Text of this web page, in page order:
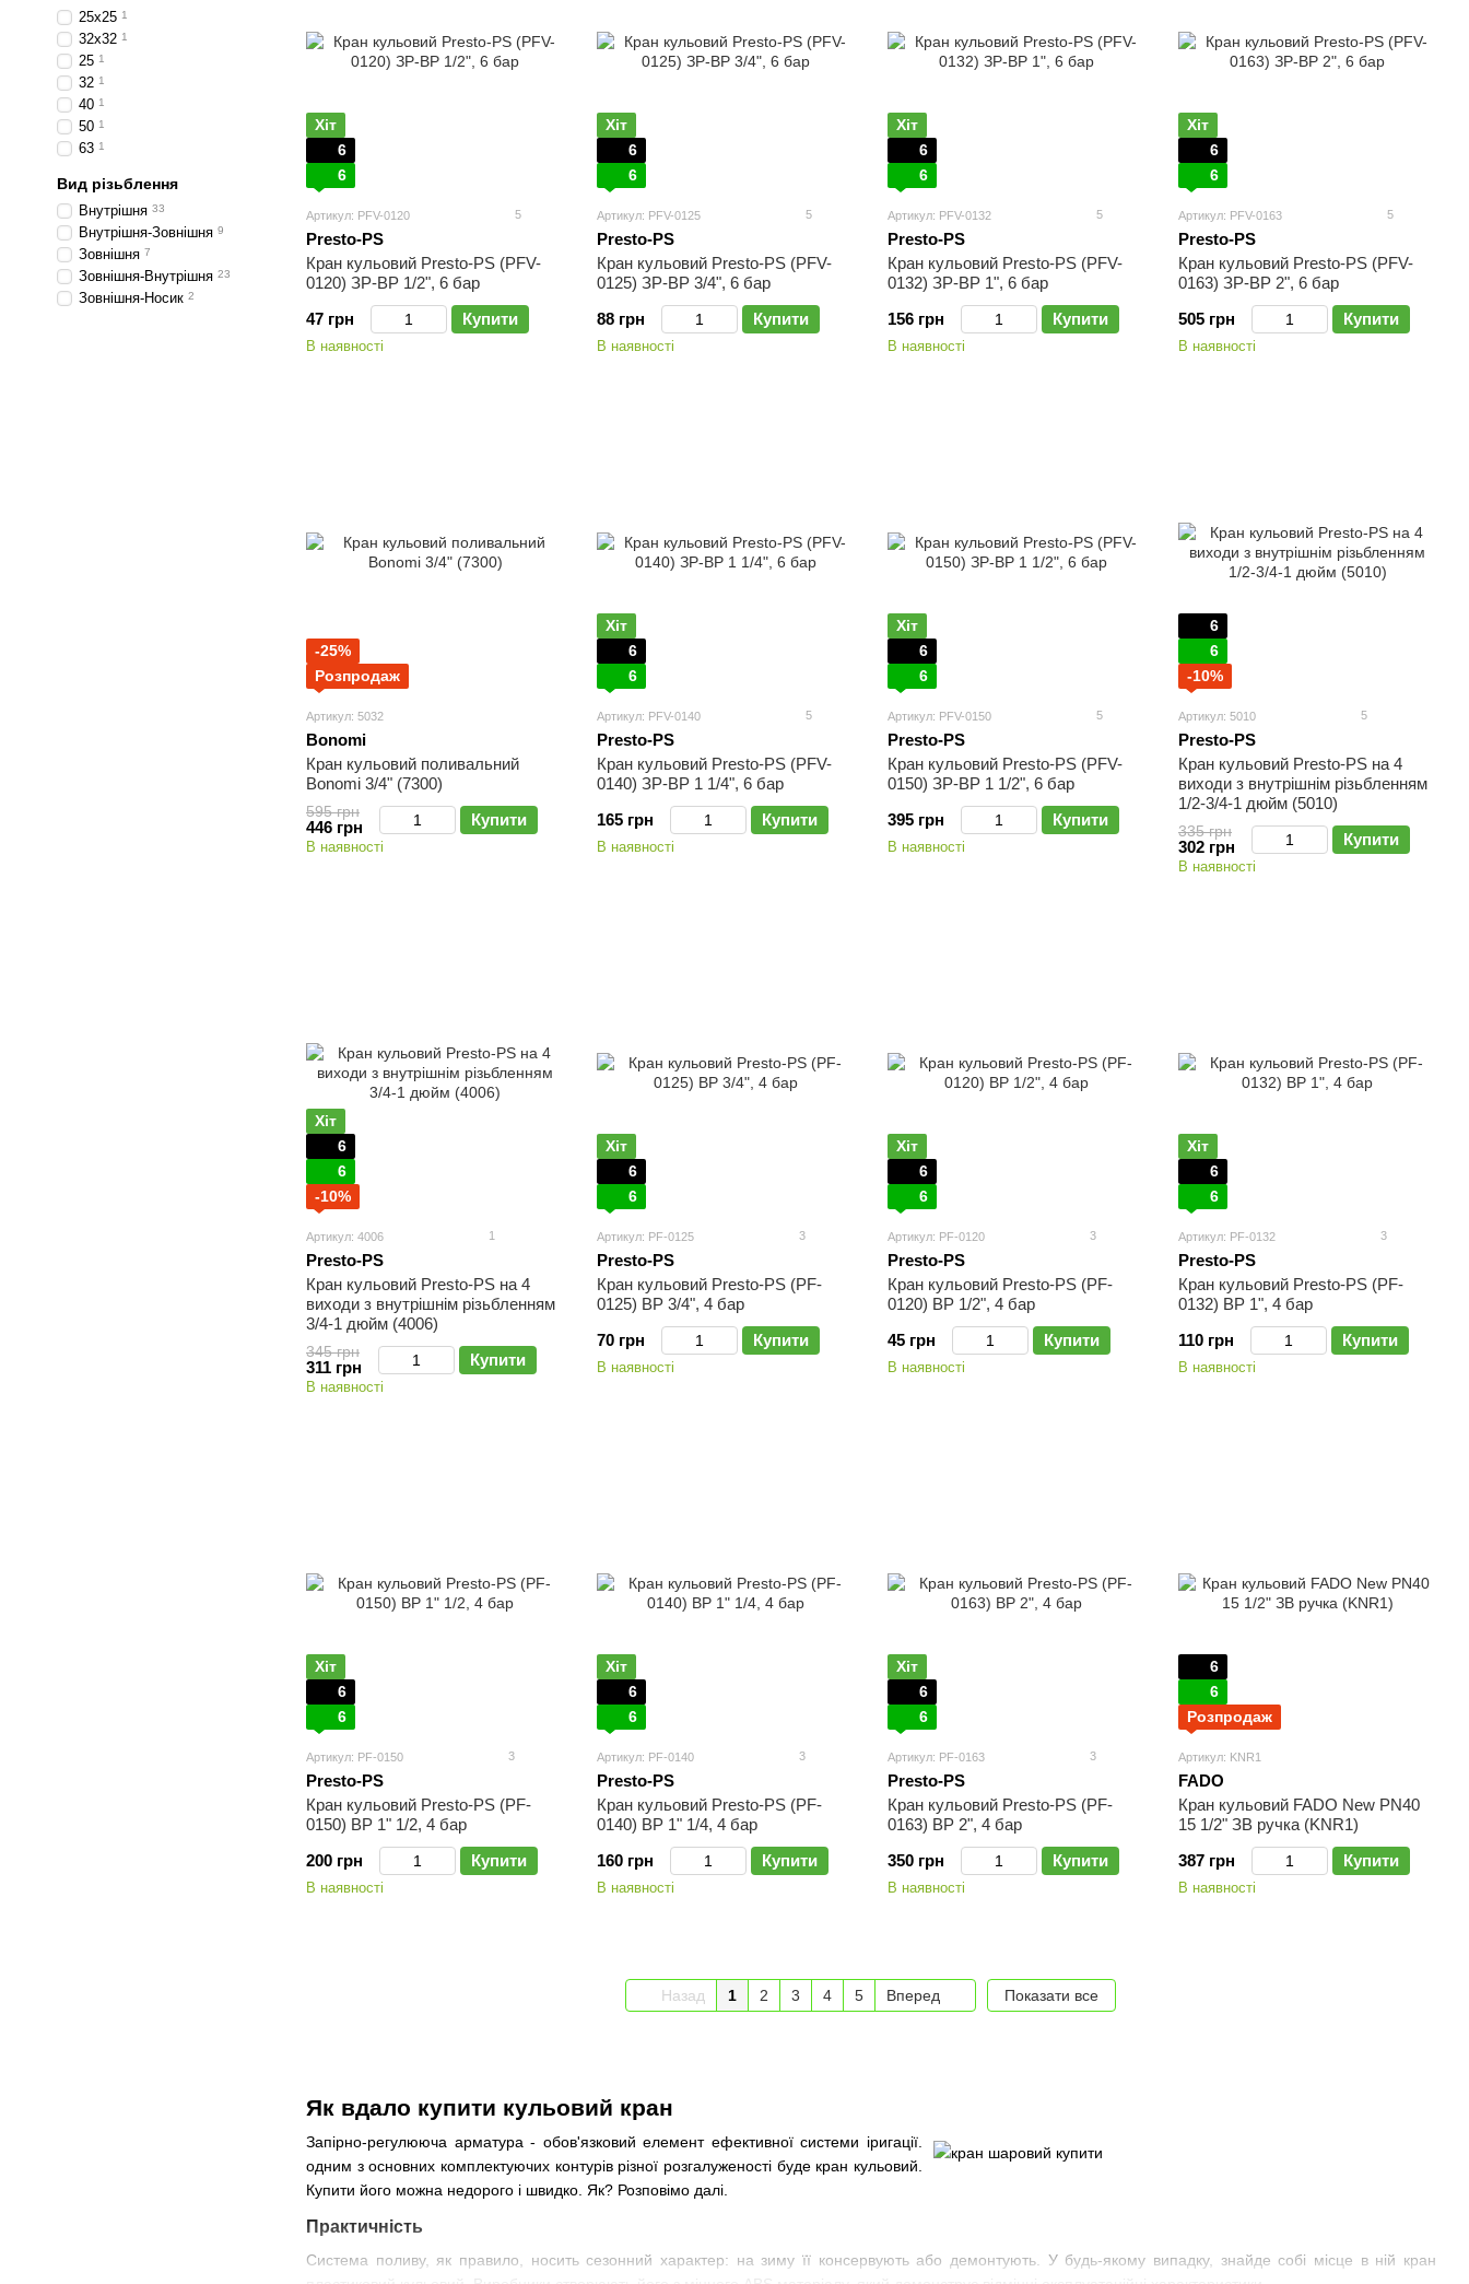
Як вдало купити кульовий кран
Запірно-регулююча арматура - обов'язковий елемент ефективної системи іригації.
одним з основних комплектуючих контурів різної розгалуженості буде кран кульовий.
Купити його можна недорого і швидко. Як? Розповімо далі.
Практичність
Система поливу, як правило, носить сезонний характер: на зиму її консервують або демонтують. У будь-якому випадку, знайде собі місце в ній кран
Хіт
6
6
Артикул: PFV-0120 5
Presto-PS
Кран кульовий Presto-PS (PFV-
0120) ЗР-ВР 1/2", 6 бар
47 грн
Купити
В наявності
Хіт
6
6
Артикул: PFV-0125 5
Presto-PS
Кран кульовий Presto-PS (PFV-
0125) ЗР-ВР 3/4", 6 бар
88 грн
Купити
В наявності
Хіт
6
6
Артикул: PFV-0132 5
Presto-PS
Кран кульовий Presto-PS (PFV-
0132) ЗР-ВР 1", 6 бар
156 грн
Купити
В наявності
Хіт
6
6
Артикул: PFV-0163 5
Presto-PS
Кран кульовий Presto-PS (PFV-
0163) ЗР-ВР 2", 6 бар
505 грн
Купити
В наявності
-25%
Розпродаж
Артикул: 5032
Bonomi
Кран кульовий поливальний
Bonomi 3/4" (7300)
595 грн
446 грн Купити
В наявності
Хіт
6
6
Артикул: PFV-0140 5
Presto-PS
Кран кульовий Presto-PS (PFV-
0140) ЗР-ВР 1 1/4", 6 бар
165 грн
Купити
В наявності
Хіт
6
6
Артикул: PFV-0150 5
Presto-PS
Кран кульовий Presto-PS (PFV-
0150) ЗР-ВР 1 1/2", 6 бар
395 грн
Купити
В наявності
6
6
-10%
Артикул: 5010 5
Presto-PS
Кран кульовий Presto-PS на 4
виходи з внутрішнім різьбленням
1/2-3/4-1 дюйм (5010)
335 грн
302 грн Купити
В наявності
Хіт
6
6
-10%
Артикул: 4006 1
Presto-PS
Кран кульовий Presto-PS на 4
виходи з внутрішнім різьбленням
3/4-1 дюйм (4006)
345 грн
311 грн Купити
В наявності
Хіт
6
6
Артикул: PF-0125 3
Presto-PS
Кран кульовий Presto-PS (PF-
0125) ВР 3/4", 4 бар
70 грн
Купити
В наявності
Хіт
6
6
Артикул: PF-0120 3
Presto-PS
Кран кульовий Presto-PS (PF-
0120) ВР 1/2", 4 бар
45 грн
Купити
В наявності
Хіт
6
6
Артикул: PF-0132 3
Presto-PS
Кран кульовий Presto-PS (PF-
0132) ВР 1", 4 бар
110 грн
Купити
В наявності
Хіт
6
6
Артикул: PF-0150 3
Presto-PS
Кран кульовий Presto-PS (PF-
0150) ВР 1" 1/2, 4 бар
200 грн
Купити
В наявності
Хіт
6
6
Артикул: PF-0140 3
Presto-PS
Кран кульовий Presto-PS (PF-
0140) ВР 1" 1/4, 4 бар
160 грн
Купити
В наявності
Хіт
6
6
Артикул: PF-0163 3
Presto-PS
Кран кульовий Presto-PS (PF-
0163) ВР 2", 4 бар
350 грн
Купити
В наявності
6
6
Розпродаж
Артикул: KNR1
FADO
Кран кульовий FADO New PN40
15 1/2" ЗВ ручка (KNR1)
387 грн
Купити
В наявності
Назад 1 2 3 4 5 Вперед Показати все
25х25 1
32х32 1
25 1
32 1
40 1
50 1
63 1
Вид різьблення
Внутрішня 33
Внутрішня-Зовнішня 9
Зовнішня 7
Зовнішня-Внутрішня 23
Зовнішня-Носик 2